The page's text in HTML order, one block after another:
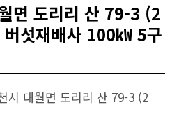
면 도리리 산 79-3 (2
섯재배사 100㎾ 5구
시 대월면 도리리 산 79-3 (2